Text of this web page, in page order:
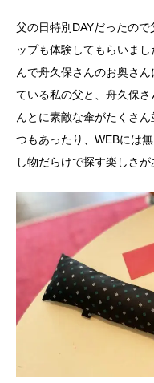
父の日特別DAYだったの
ップも体験してもらいま
んで舟久保さんのお奥さ
ている私の父と、舟久保
んとに素敵な傘がたくさ
つもあったり、WEBには
し物だらけで探す楽しさが